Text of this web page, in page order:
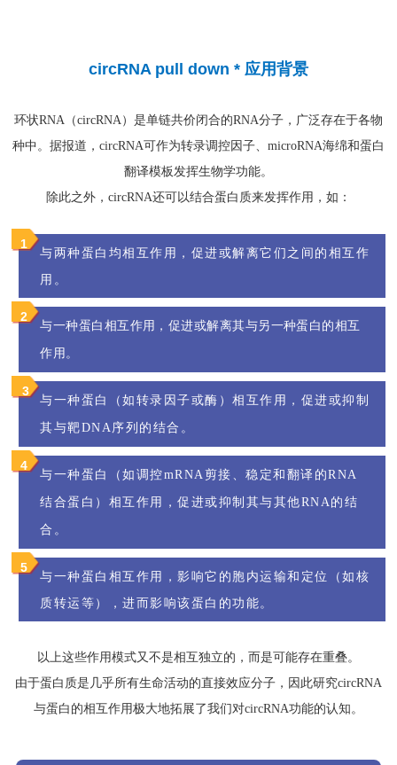
circRNA pull down * 应用背景
环状RNA（circRNA）是单链共价闭合的RNA分子，广泛存在于各物
种中。据报道，circRNA可作为转录调控因子、microRNA海绵和蛋白
翻译模板发挥生物学功能。
除此之外，circRNA还可以结合蛋白质来发挥作用，如：
1
与两种蛋白均相互作用，促进或解离它们之间的相互作
用。
2
与一种蛋白相互作用，促进或解离其与另一种蛋白的相互
作用 。
3
与一种蛋白（如转录因子或酶）相互作用，促进或抑制
其与靶DNA序列的结合 。
4
与一种蛋白（如调控mRNA剪接、稳定和翻译的RNA
结合蛋白）相互作用，促进或抑制其与其他RNA的结
合 。
5
与一种蛋白相互作用，影响它的胞内运输和定位（如核
质转运等），进而影响该蛋白的功能。
以上这些作用模式又不是相互独立的，而是可能存在重叠。
由于蛋白质是几乎所有生命活动的直接效应分子，因此研究circRNA
与蛋白的相互作用极大地拓展了我们对circRNA功能的认知。